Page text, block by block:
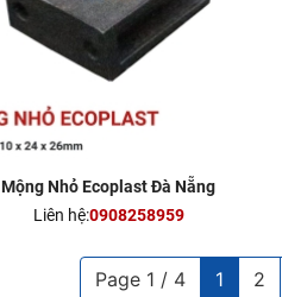
Mộng Nhỏ Ecoplast Đà Nẵng
Liên hệ:0908258959
Page 1 / 4 1 2